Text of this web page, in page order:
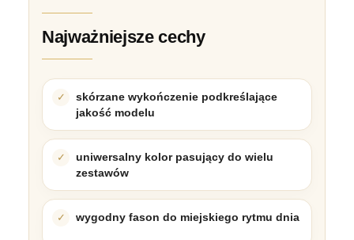
Najważniejsze cechy
skórzane wykończenie podkreślające
jakość modelu
uniwersalny kolor pasujący do wielu
zestawów
wygodny fason do miejskiego rytmu dnia